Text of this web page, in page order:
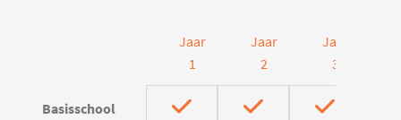
Jaar
1
Jaar
2
Jaar
3
Basisschool